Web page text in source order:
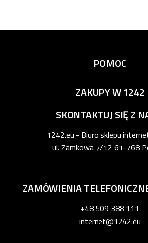
POMOC
ZAKUPY W 1242
SKONTAKTUJ SIĘ Z
1242.eu - Biuro sklepu
ul. Zamkowa 7/12 61-768
ZAMÓWIENIA
+48 509 388 111
internet@1242.eu